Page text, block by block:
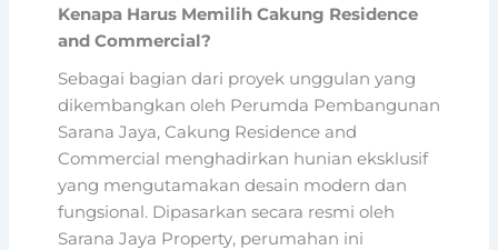
Kenapa Harus Memilih Cakung Residence
and Commercial?
Sebagai bagian dari proyek unggulan yang
dikembangkan oleh Perumda Pembangunan
Sarana Jaya, Cakung Residence and
Commercial menghadirkan hunian eksklusif
yang mengutamakan desain modern dan
fungsional. Dipasarkan secara resmi oleh
Sarana Jaya Property, perumahan ini